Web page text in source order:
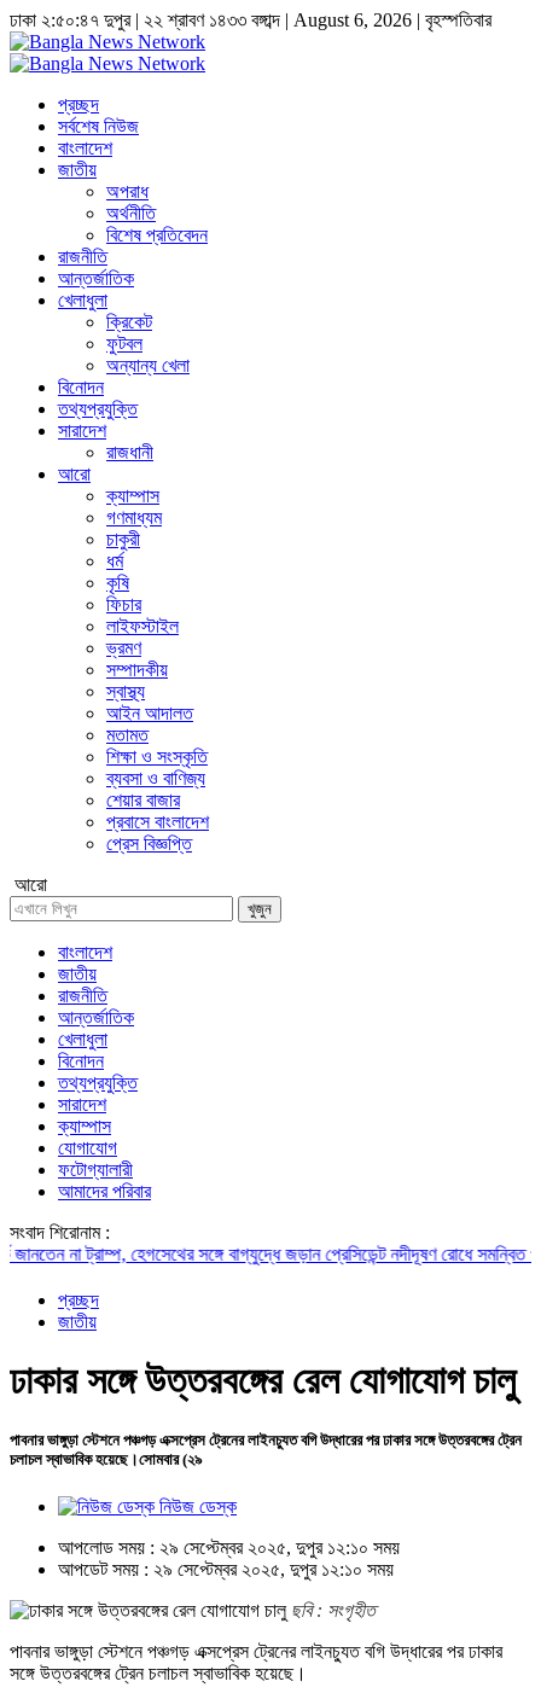
ঢাকা ২:৫০:৪৮ দুপুর| ২২ শ্রাবণ ১৪৩৩ বঙ্গাব্দ | August 6, 2026 | বৃহস্পতিবার
প্রচ্ছদ
সর্বশেষ নিউজ
বাংলাদেশ
জাতীয়
অপরাধ
অর্থনীতি
বিশেষ প্রতিবেদন
রাজনীতি
আন্তর্জাতিক
খেলাধুলা
ক্রিকেট
ফুটবল
অন্যান্য খেলা
বিনোদন
তথ্যপ্রযুক্তি
সারাদেশ
রাজধানী
আরো
ক্যাম্পাস
গণমাধ্যম
চাকুরী
ধর্ম
কৃষি
ফিচার
লাইফস্টাইল
ভ্রমণ
সম্পাদকীয়
স্বাস্থ্য
আইন আদালত
মতামত
শিক্ষা ও সংস্কৃতি
ব্যবসা ও বাণিজ্য
শেয়ার বাজার
প্রবাসে বাংলাদেশ
প্রেস বিজ্ঞপ্তি
আরো
খুজুন
বাংলাদেশ
জাতীয়
রাজনীতি
আন্তর্জাতিক
খেলাধুলা
বিনোদন
তথ্যপ্রযুক্তি
সারাদেশ
ক্যাম্পাস
যোগাযোগ
ফটোগ্যালারী
আমাদের পরিবার
সংবাদ শিরোনাম :
না ট্রাম্প, হেগসেথের সঙ্গে বাগ্‌যুদ্ধে জড়ান প্রেসিডেন্টনদীদূষণ রোধে সমন্বিত পদক্ষেপ
প্রচ্ছদ
জাতীয়
ঢাকার সঙ্গে উত্তরবঙ্গের রেল যোগাযোগ চালু
পাবনার ভাঙ্গুড়া স্টেশনে পঞ্চগড় এক্সপ্রেস ট্রেনের লাইনচ্যুত বগি উদ্ধারের পর ঢাকার সঙ্গে উত্তরবঙ্গের ট্রেন
চলাচল স্বাভাবিক হয়েছে।সোমবার (২৯
নিউজ ডেস্ক
আপলোড সময় : ২৯ সেপ্টেম্বর ২০২৫, দুপুর ১২:১০ সময়
আপডেট সময় : ২৯ সেপ্টেম্বর ২০২৫, দুপুর ১২:১০ সময়
ছবি : সংগৃহীত
পাবনার ভাঙ্গুড়া স্টেশনে পঞ্চগড় এক্সপ্রেস ট্রেনের লাইনচ্যুত বগি উদ্ধারের পর ঢাকার
সঙ্গে উত্তরবঙ্গের ট্রেন চলাচল স্বাভাবিক হয়েছে।